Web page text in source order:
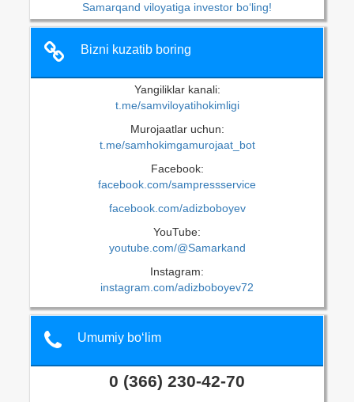
Samarqand viloyatiga investor bo‘ling!
Bizni kuzatib boring
Yangiliklar kanali:
t.me/samviloyatihokimligi
Murojaatlar uchun:
t.me/samhokimgamurojaat_bot
Facebook:
facebook.com/sampressservice
facebook.com/adizboboyev
YouTube:
youtube.com/@Samarkand
Instagram:
instagram.com/adizboboyev72
Umumiy bo‘lim
0 (366) 230-42-70